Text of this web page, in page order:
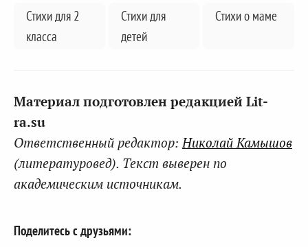
Стихи для 2
класса
Стихи для
детей
Стихи о маме
Материал подготовлен редакцией Lit-
ra.su
Ответственный редактор: Николай Камышов
(литературовед). Текст выверен по
академическим источникам.
Поделитесь с друзьями: